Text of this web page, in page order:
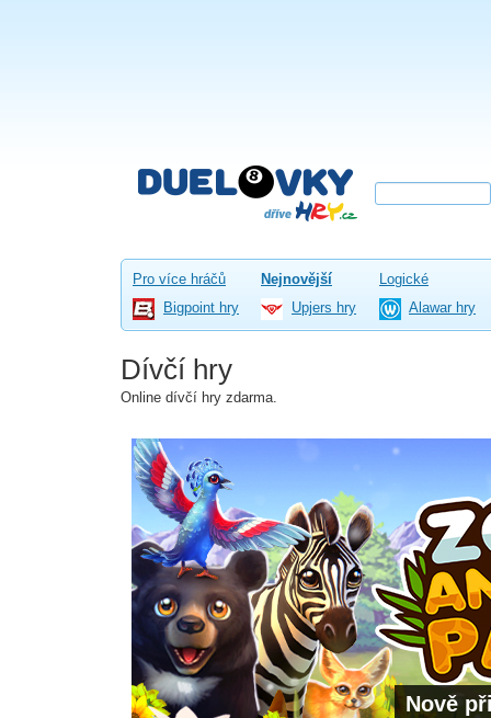
Pro více hráčů Nejnovější
Logické
Bigpoint hry
Upjers hry Alawar hry
Dívčí hry
Online dívčí hry zdarma.
Nově